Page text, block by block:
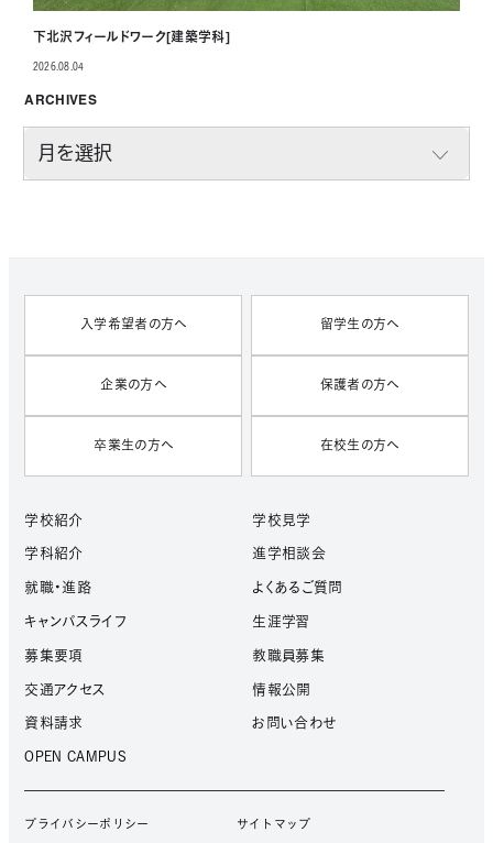
下北沢フィールドワーク[建築学科]
投稿日
2026.08.04
ARCHIVES
入学希望者の方へ 留学生の方へ
企業の方へ 保護者の方へ
卒業生の方へ 在校生の方へ
学校紹介
学科紹介
就職・進路
キャンパスライフ
募集要項
交通アクセス
資料請求
OPEN CAMPUS
学校見学
進学相談会
よくあるご質問
生涯学習
教職員募集
情報公開
お問い合わせ
プライバシーポリシー サイトマップ